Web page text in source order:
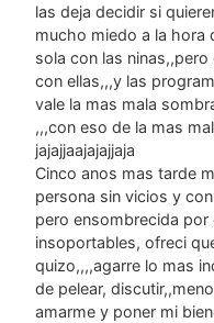
las deja decidir si
mucho miedo a la hora
sola con las
con ellas,,,y las
vale la mas mala
,,,con eso de la mas
jajajjaajajajjaja
Cinco anos mas tarde
persona sin vicios y
pero ensombrecida
insoportables, ofreci
quizo,,,,agarre lo mas
de pelear,
amarme y poner mi